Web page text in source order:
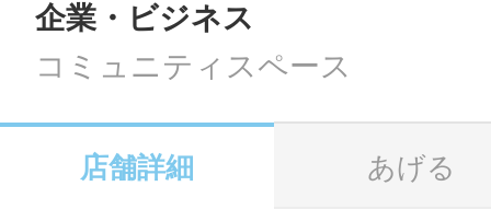
メール
URLをコピー
企業・ビジネス
コミュニティスペース
店舗詳細 あげる
地域ごとの
智頭